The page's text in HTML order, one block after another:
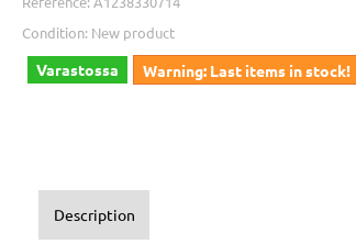
Condition: New product
Varastossa Warning: Last items in stock!
Description